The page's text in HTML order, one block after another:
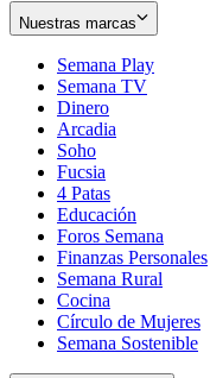
Nuestras marcas
Semana Play
Semana TV
Dinero
Arcadia
Soho
in
new
window
Fucsia
in
new
window
4 Patas
Educación
Foros Semana
Finanzas Personales
Semana Rural
Cocina
Círculo de Mujeres
Semana Sostenible